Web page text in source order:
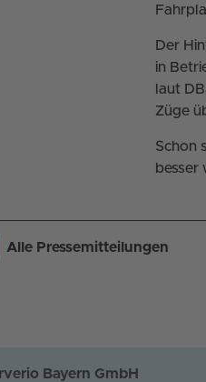
Der
in
laut
Züge
Schon
besser
Alle Pressemitteilungen
Bayern GmbH